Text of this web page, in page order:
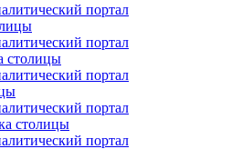
портал
портал
столицы
портал
портал
столицы
портал